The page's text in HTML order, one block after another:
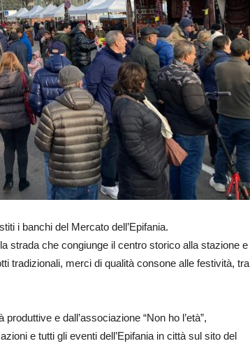
i banchi del Mercato dell’Epifania.
strada che congiunge il centro storico alla stazione e
tradizionali, merci di qualità consone alle festività, tra
e dall’associazione “Non ho l’età”,
e tutti gli eventi dell’Epifania in città sul sito del